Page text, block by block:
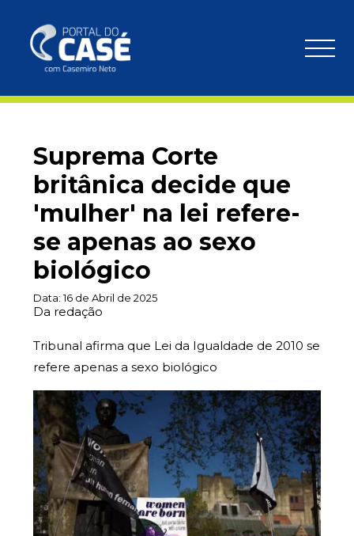
Suprema Corte
britânica decide que
'mulher' na lei refere-
se apenas ao sexo
biológico
Data:16 de Abril de 2025
Da redação
Tribunal afirma que Lei da Igualdade de 2010 se
refere apenas a sexo biológico